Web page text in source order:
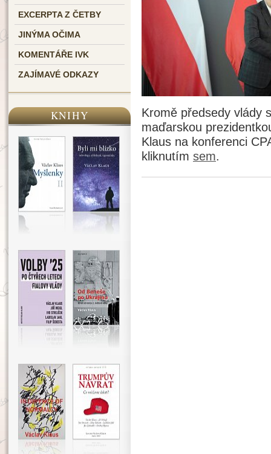
EXCERPTA Z ČETBY
JINÝMA OČIMA
KOMENTÁŘE IVK
ZAJÍMAVÉ ODKAZY
KNIHY
Kromě předsedy vlády
maďarskou
Klaus na konferenci
kliknutím sem.